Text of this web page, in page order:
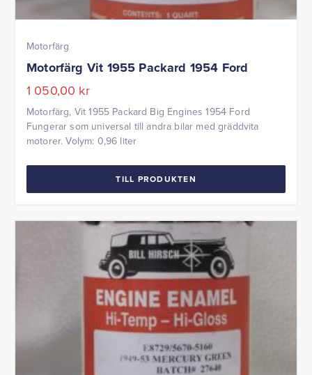
Motorfärg
Motorfärg Vit 1955 Packard 1954 Ford
1 050,00 kr
Motorfärg, Vit 1955 Packard Big Engines 1954 Ford
Fungerar som universal till andra bilar med gräddvita
motorer. Volym: 0,96 liter
TILL PRODUKTEN